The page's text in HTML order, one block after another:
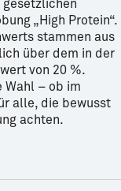
„High Protein“.
stammen aus
über dem in der
von 20 %.
Wahl – ob im
alle, die bewusst
achten.